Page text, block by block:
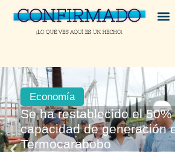
Economía
Se ha restablecido el
capacidad de generación
Termocarabobo